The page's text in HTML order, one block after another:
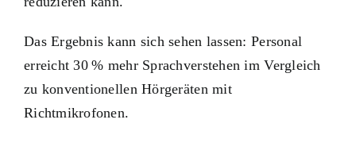
Das Ergebnis kann sich sehen lassen: Personal
erreicht 30 % mehr Sprachverstehen im Vergleich
zu konventionellen Hörgeräten mit
Richtmikrofonen.